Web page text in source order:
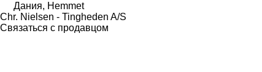
Дания, Hemmet
Chr. Nielsen - Tingheden A/S
Связаться с продавцом